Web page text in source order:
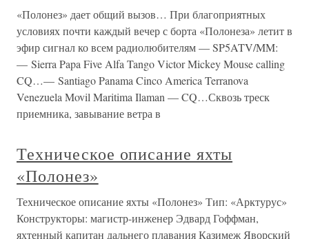
«Полонез» дает общий вызов… При благоприятных
условиях почти каждый вечер с борта «Полонеза» летит в
эфир сигнал ко всем радиолюбителям — SP5ATV/MM:
— Sierra Papa Five Alfa Tango Victor Mickey Mouse calling
CQ…— Santiago Panama Cinco America Terranova
Venezuela Movil Maritima Ilaman — CQ…Сквозь треск
приемника, завывание ветра в
Техническое описание яхты
«Полонез»
Техническое описание яхты «Полонез» Тип: «Арктурус»
Конструкторы: магистр-инженер Эдвард Гоффман,
яхтенный капитан дальнего плавания Казимеж Яворский